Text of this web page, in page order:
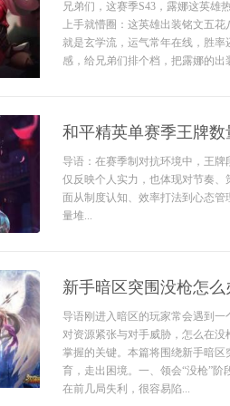
兄弟们，这赛季S43，露娜这英雄
上手就懵圈：这英雄出装铭文五
就是玄学流，运气常年在线，胜
感，给兄弟们排个档，把露娜的出
和平精英单赛季王牌
导语：在赛季制对抗环境中，王
仅反映个人实力，也体现对节奏
面从制度认知、效率打法到心态
量堆...
新手暗区突围没枪怎
导语刚进入暗区的玩家常会遇到
对资源紧张与对手威胁，怎么在
掌握的关键。本篇将围绕新手暗
育，走出困境。一、领会“没枪”
在前几局失利，很容易陷...